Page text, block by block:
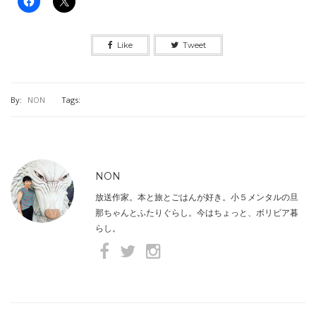
Like Tweet
By: NON Tags:
NON
放送作家。本と旅とごはんが好き。小５メンタルの旦
那ちゃんとふたりぐらし。今はちょっと、ボリビア暮
らし。